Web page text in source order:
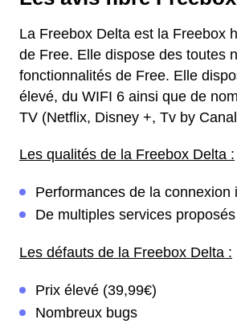
La Freebox Delta est la Freebox
de Free. Elle dispose des toutes
fonctionnalités de Free. Elle
élevé, du WIFI 6 ainsi que de
TV (Netflix, Disney +, Tv by
Les qualités de la Freebox Delta :
Performances de la connexion
De multiples services proposés
Les défauts de la Freebox Delta :
Prix élevé (39,99€)
Nombreux bugs